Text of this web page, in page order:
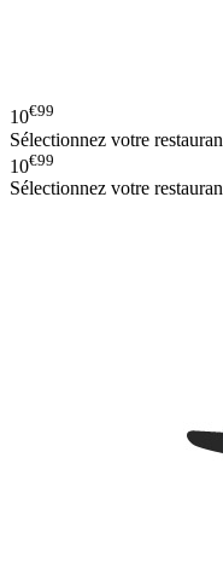
10€99
Sélectionnez votre
10€99
Sélectionnez votre